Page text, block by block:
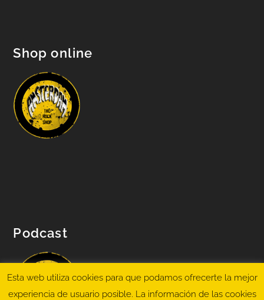
Shop online
Podcast
Esta web utiliza cookies para que podamos ofrecerte la mejor
experiencia de usuario posible. La información de las cookies